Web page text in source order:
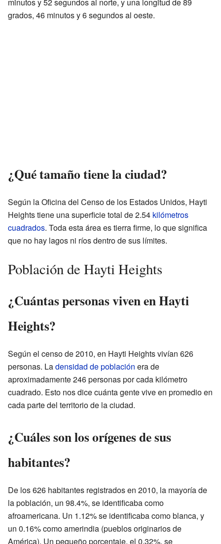
grados, 46 minutos y 6 segundos al oeste.
¿Qué tamaño tiene la ciudad?
Según la Oficina del Censo de los Estados Unidos, Hayti
Heights tiene una superficie total de 2.54 kilómetros
cuadrados. Toda esta área es tierra firme, lo que significa
que no hay lagos ni ríos dentro de sus límites.
Población de Hayti Heights
¿Cuántas personas viven en Hayti
Heights?
Según el censo de 2010, en Hayti Heights vivían 626
personas. Ladensidad de población era de
aproximadamente 246 personas por cada kilómetro
cuadrado. Esto nos dice cuánta gente vive en promedio en
cada parte del territorio de la ciudad.
¿Cuáles son los orígenes de sus
habitantes?
De los 626 habitantes registrados en 2010, la mayoría de
la población, un 98.4%, se identificaba como
afroamericana. Un 1.12% se identificaba como blanca, y
un 0.16% como amerindia (pueblos originarios de
América). Un pequeño porcentaje, el 0.32%, se